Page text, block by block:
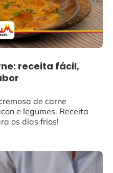
receita fácil,
de carne
e legumes. Receita
os dias frios!